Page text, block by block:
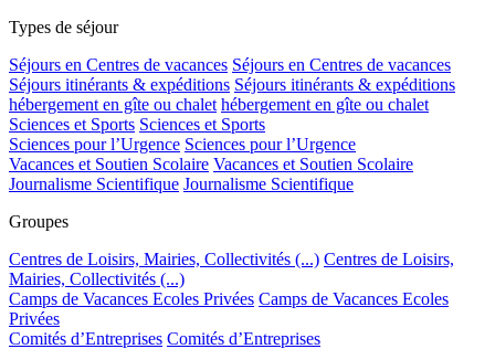
Types de séjour
Séjours en Centres de vacances Séjours en Centres de vacances
Séjours itinérants & expéditions Séjours itinérants & expéditions
hébergement en gîte ou chalet hébergement en gîte ou chalet
Sciences et Sports Sciences et Sports
Sciences pour l’Urgence Sciences pour l’Urgence
Vacances et Soutien Scolaire Vacances et Soutien Scolaire
Journalisme Scientifique Journalisme Scientifique
Groupes
Centres de Loisirs, Mairies, Collectivités (...) Centres de Loisirs,
Mairies, Collectivités (...)
Camps de Vacances Ecoles Privées Camps de Vacances Ecoles
Privées
Comités d’Entreprises Comités d’Entreprises